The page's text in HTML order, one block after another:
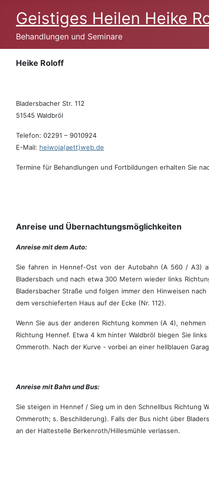
Geistiges Heilen Heike
Behandlungen und Seminare
Heike Roloff
Bladersbacher Str. 112
51545 Waldbröl
Telefon: 02291 – 9010924
E-Mail: heiwoja(aett)web.de
Termine für Behandlungen und Fortbildungen erhalten Sie
Anreise und Übernachtungsmöglichkeiten
Anreise mit dem Auto:
Sie fahren in Hennef-Ost von der Autobahn (A 560 / A3)
Bladersbach und nach etwa 300 Metern wieder links
Bladersbacher Straße und folgen immer den Hinweisen
dem verschieferten Haus auf der Ecke (Nr. 112).
Wenn Sie aus der anderen Richtung kommen (A 4), nehmen
Richtung Hennef. Etwa 4 km hinter Waldbröl biegen Sie
Ommeroth. Nach der Kurve - vorbei an einer hellblauen
Anreise mit Bahn und Bus:
Sie steigen in Hennef / Sieg um in den Schnellbus Richtung
Ommeroth; s. Beschilderung). Falls der Bus nicht über
an der Haltestelle Berkenroth/Hillesmühle verlassen.